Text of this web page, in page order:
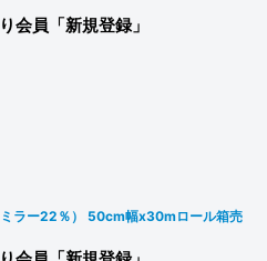
会員「新規登録」
ラー22％） 50cm幅x30mロール箱売